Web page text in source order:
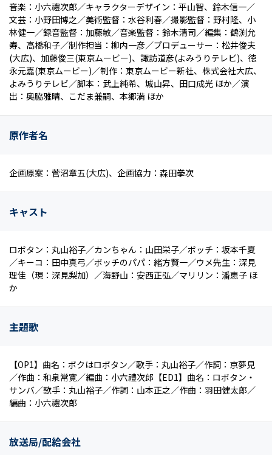
音楽：小六禮次郎／キャラクターデザイン：平山智、鈴木信一／
文芸：小野田博之／美術監督：水谷利春／撮影監督：野村隆、小
林健一／録音監督：加藤敏／音楽監督：鈴木清司／編集：鶴渕允
寿、高橋和子／制作担当：柳内一彦／プロデューサー：松井俊夫
(大広)、加藤俊三(東京ムービー)、諏訪道彦(よみうりテレビ)、徳
永元嘉(東京ムービー)／制作：東京ムービー新社、株式会社大広、
よみうりテレビ／脚本：武上純希、城山昇、田口成光 ほか／演
出：奥脇雅晴、こだま兼嗣、本郷満 ほか
原作者名
企画原案：菅沼章五(大広)、企画協力：森田拳次
キャスト
ロボタン：丸山裕子／カンちゃん：山田栄子／ボッチ：坂本千夏
／キーコ：田中真弓／ボッチのパパ：緒方賢一／ウメ先生：深見
理佳（現：深見梨加）／海野山：安西正弘／マリリン：潘恵子 ほ
か
主題歌
【OP1】曲名：ボクはロボタン／歌手：丸山裕子／作詞：京夢見
／作曲：和泉常寛／編曲：小六禮次郎【ED1】曲名：ロボタン・
サンバ／歌手：丸山裕子／作詞：山本正之／作曲：羽田健太郎／
編曲：小六禮次郎
放送局/配給会社